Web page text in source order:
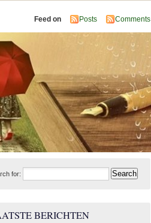
Feed on Posts Comments
for:
BERICHTEN